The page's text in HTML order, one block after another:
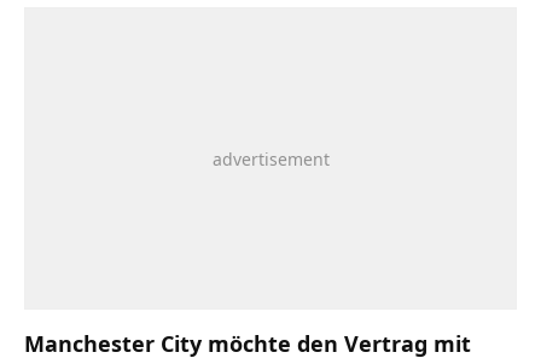
Manchester City möchte den Vertrag mit